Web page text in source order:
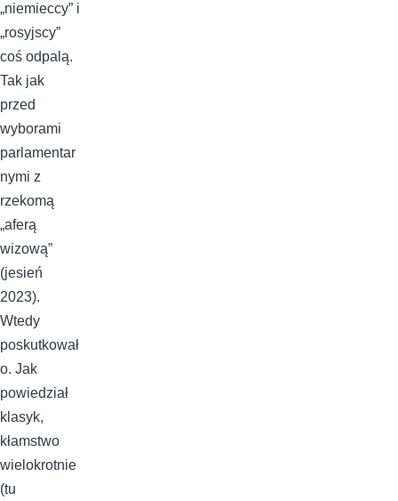
„niemieccy” i
„rosyjscy”
coś odpalą.
Tak jak
przed
wyborami
parlamentar
nymi z
rzekomą
„aferą
wizową”
(jesień
2023).
Wtedy
poskutkował
o. Jak
powiedział
klasyk,
kłamstwo
wielokrotnie
(tu